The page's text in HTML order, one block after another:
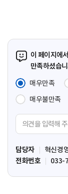
이 페이지에
만족하셨습
매우만족
매우불만족
견
입
력
담당자
혁신경
전화번호
033-